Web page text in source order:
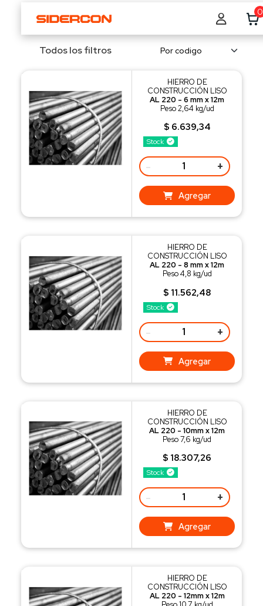
0
Todos los filtros
Stock
HIERRO DE
CONSTRUCCIÓN LISO
AL 220 - 6 mm x 12m
Peso 2,64 kg/ud
$ 6.639,34
- +
Agregar
Stock
HIERRO DE
CONSTRUCCIÓN LISO
AL 220 - 8 mm x 12m
Peso 4,8 kg/ud
$ 11.562,48
- +
Agregar
Stock
HIERRO DE
CONSTRUCCIÓN LISO
AL 220 - 10mm x 12m
Peso 7,6 kg/ud
$ 18.307,26
- +
Agregar
HIERRO DE
CONSTRUCCIÓN LISO
AL 220 - 12mm x 12m